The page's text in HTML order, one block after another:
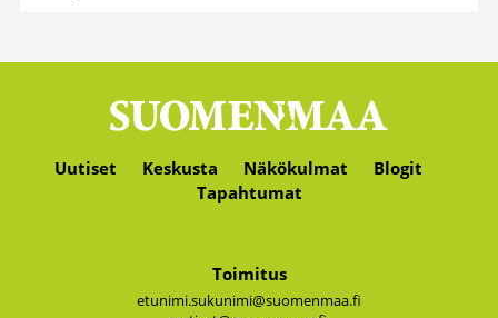
Uutiset Keskusta Näkökulmat
Blogit
Tapahtumat
Toimitus
etunimi.sukunimi@suomenmaa.fi